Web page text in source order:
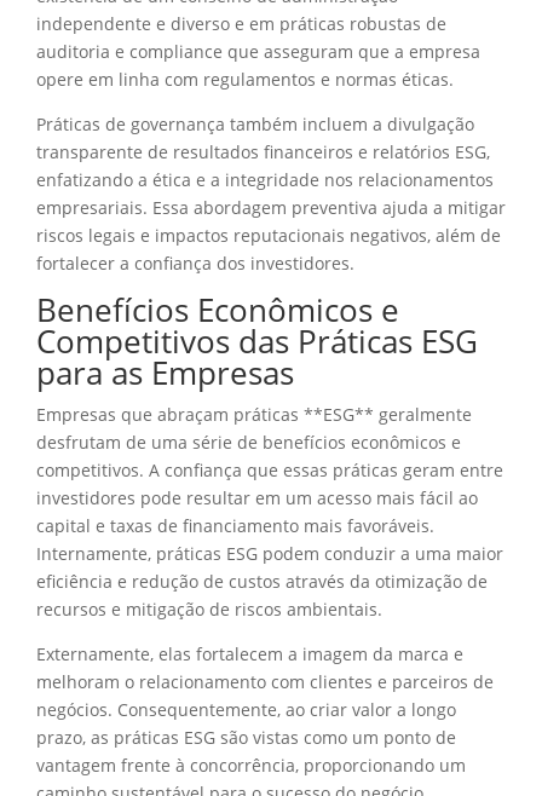
independente e diverso e em práticas robustas de
auditoria e compliance que asseguram que a empresa
opere em linha com regulamentos e normas éticas.
Práticas de governança também incluem a divulgação
transparente de resultados financeiros e relatórios ESG,
enfatizando a ética e a integridade nos relacionamentos
empresariais. Essa abordagem preventiva ajuda a mitigar
riscos legais e impactos reputacionais negativos, além de
fortalecer a confiança dos investidores.
Benefícios Econômicos e
Competitivos das Práticas ESG
para as Empresas
Empresas que abraçam práticas **ESG** geralmente
desfrutam de uma série de benefícios econômicos e
competitivos. A confiança que essas práticas geram entre
investidores pode resultar em um acesso mais fácil ao
capital e taxas de financiamento mais favoráveis.
Internamente, práticas ESG podem conduzir a uma maior
eficiência e redução de custos através da otimização de
recursos e mitigação de riscos ambientais.
Externamente, elas fortalecem a imagem da marca e
melhoram o relacionamento com clientes e parceiros de
negócios. Consequentemente, ao criar valor a longo
prazo, as práticas ESG são vistas como um ponto de
vantagem frente à concorrência, proporcionando um